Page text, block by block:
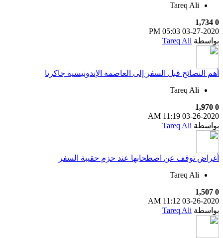
Tareq Ali
0
1,734
03-27-2020
05:03 PM
بواسطة Tareq Ali
أهم النصائح قبل السفر إلى العاصمة الإندونيسية جاكرتا
Tareq Ali
0
1,970
03-26-2020
11:19 AM
بواسطة Tareq Ali
أغراض توقف عن اصطحابها عند حزم حقيبة السفر
Tareq Ali
0
1,507
03-26-2020
11:12 AM
بواسطة Tareq Ali